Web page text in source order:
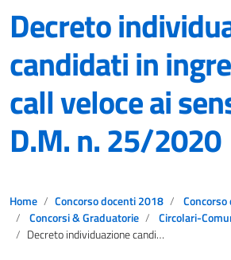
Decreto
candidati in
call veloce ai
D.M. n. 25/2020
Home Concorso docenti 2018
Concorsi & Graduatorie
Circolari-
Decreto individuazione candidati in ingresso – call veloce ai sensi del D.M. n. 25/2020